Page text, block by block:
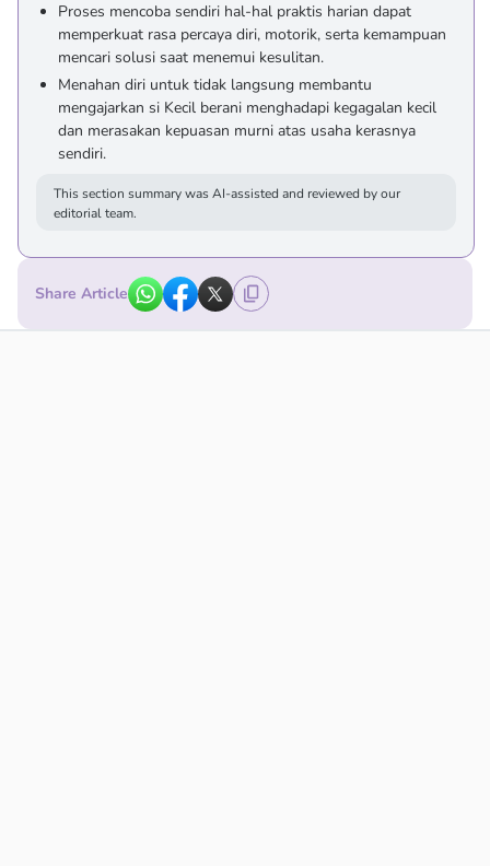
Proses mencoba sendiri hal-hal praktis harian dapat
memperkuat rasa percaya diri, motorik, serta kemampuan
mencari solusi saat menemui kesulitan.
Menahan diri untuk tidak langsung membantu
mengajarkan si Kecil berani menghadapi kegagalan kecil
dan merasakan kepuasan murni atas usaha kerasnya
sendiri.
This section summary was AI-assisted and reviewed by our
editorial team.
Share Article